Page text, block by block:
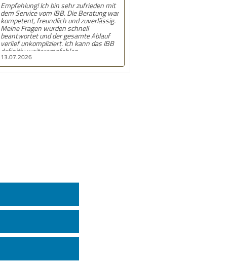
13.07.2026
Empfehlung! Ich bin sehr zufrieden mit
dem Service vom IBB. Die Beratung war
kompetent, freundlich und zuverlässig.
Meine Fragen wurden schnell
beantwortet und der gesamte Ablauf
verlief unkompliziert. Ich kann das IBB
definitiv weiterempfehlen.
Insbesondere bedanke ich mich bei den
Mitarbeiterinnen des Frankfurter
Standorts für die Unterstützung.